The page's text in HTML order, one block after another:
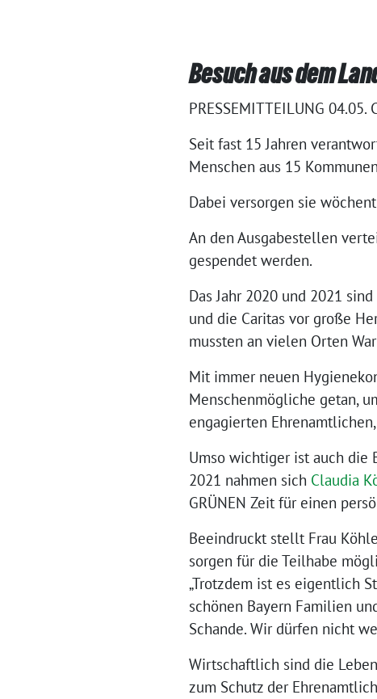
Besuch aus dem
PRESSEMITTEILUNG 04.05.
Seit fast 15 Jahren
Menschen aus 15
Dabei versorgen sie
An den Ausgabestellen
gespendet werden.
Das Jahr 2020 und 2021
und die Caritas vor große
mussten an vielen Orten
Mit immer neuen
Menschenmögliche getan,
engagierten
Umso wichtiger ist auch die
2021 nahmen sich Claudia
GRÜNEN Zeit für einen
Beeindruckt stellt Frau
sorgen für die Teilhabe
„Trotzdem ist es eigentlich
schönen Bayern Familien
Schande. Wir dürfen nicht
Wirtschaftlich sind die
zum Schutz der